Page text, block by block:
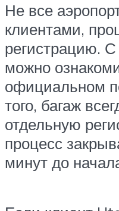
Не все
клиентами,
регистрацию.
можно
официальном
того, багаж
отдельную
процесс
минут до